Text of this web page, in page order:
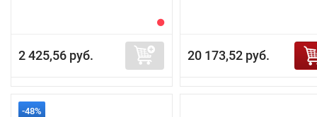
2 425,56 руб. 20 173,52 руб.
-48%